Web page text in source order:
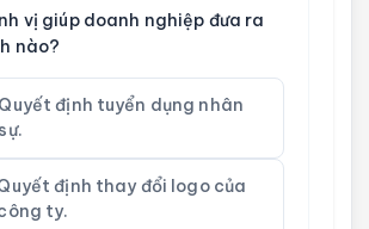
vị giúp doanh nghiệp đưa ra
nào?
Quyết định tuyển dụng nhân
sự.
định thay đổi logo của
ty.